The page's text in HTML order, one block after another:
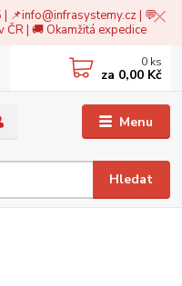
| 📌info@infrasystemy.cz| 💬
| 🚚 Okamžitá expedice
Menu
Hledat
0 ks
za 0,00 Kč